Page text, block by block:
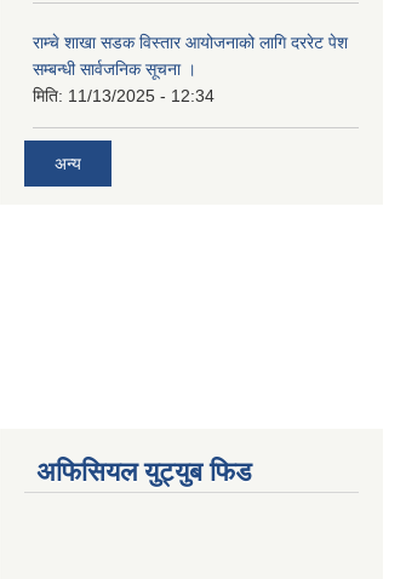
राम्चे शाखा सडक विस्तार आयोजनाको लागि दररेट पेश
सम्बन्धी सार्वजनिक सूचना ।
मिति: 11/13/2025 - 12:34
अन्य
अफिसियल युट्युब फिड